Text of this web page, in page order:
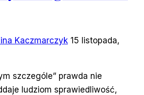
Kaczmarczyk 15 listopada,
szczególe” prawda nie
ludziom sprawiedliwość,